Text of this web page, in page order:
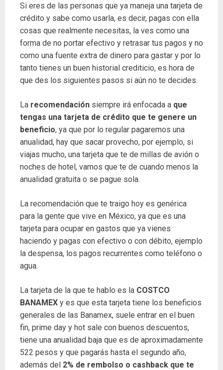
Si eres de las personas que ya maneja una tarjeta de
crédito y sabe como usarla, es decir, pagas con ella
cosas que realmente necesitas, la ves como una
forma de no portar efectivo y retrasar tus pagos y no
como una fuente extra de dinero para gastar y por lo
tanto tienes un buen historial crediticio, es hora de
que des los siguientes pasos si aún no te decides.
La recomendación siempre irá enfocada a que
tengas una tarjeta de crédito que te genere un
beneficio, ya que por lo regular pagaremos una
anualidad, hay que sacar provecho, por ejemplo, si
viajas mucho, una tarjeta que te de millas de avión o
noches de hotel, vamos que te de cuando menos la
anualidad gratuita o se pague sola.
La recomendación que te traigo hoy es genérica
para la gente que vive en México, ya que es una
tarjeta para ocupar en gastos que ya vienes
haciendo y pagas con efectivo o con débito, ejemplo
la despensa, los pagos recurrentes como teléfono o
agua.
La tarjeta de la que te hablo es la COSTCO
BANAMEX y es que esta tarjeta tiene los beneficios
generales de las Banamex, suele entrar en el buen
fin, prime day y hot sale con buenos descuentos,
tiene una anualidad baja que es de aproximadamente
522 pesos y que pagarás hasta el segundo año,
además del 2% de rembolso o cashback que te